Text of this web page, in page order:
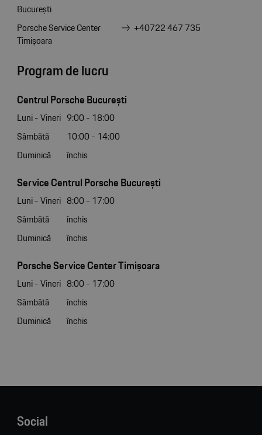
București
Porsche Service Center
Timișoara
+40722 467 735
Program de lucru
Centrul Porsche București
Luni - Vineri 9:00 - 18:00
Sâmbătă
10:00 - 14:00
Duminică
închis
Service Centrul Porsche București
Luni - Vineri 8:00 - 17:00
Sâmbătă
închis
Duminică
închis
Porsche Service Center Timișoara
Luni - Vineri 8:00 - 17:00
Sâmbătă
închis
Duminică
închis
Social